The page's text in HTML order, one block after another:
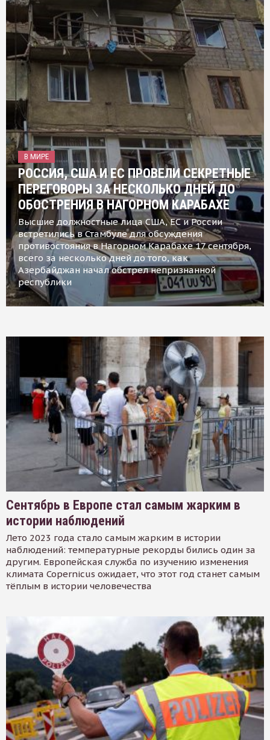
В МИРЕ
РОССИЯ, США И ЕС ПРОВЕЛИ СЕКРЕТНЫЕ
ПЕРЕГОВОРЫ ЗА НЕСКОЛЬКО ДНЕЙ ДО
ОБОСТРЕНИЯ В НАГОРНОМ КАРАБАХЕ
Высшие должностные лица США, ЕС и России
встретились в Стамбуле для обсуждения
противостояния в Нагорном Карабахе 17 сентября,
всего за несколько дней до того, как
Азербайджан начал обстрел непризнанной
республики
Сентябрь в Европе стал самым жарким в
истории наблюдений
Лето 2023 года стало самым жарким в истории
наблюдений: температурные рекорды бились один за
другим. Европейская служба по изучению изменения
климата Copernicus ожидает, что этот год станет самым
тёплым в истории человечества